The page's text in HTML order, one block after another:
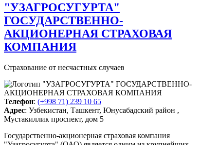
"УЗАГРОСУГУРТА"
ГОСУДАРСТВЕННО-
АКЦИОНЕРНАЯ СТРАХОВАЯ
КОМПАНИЯ
Страхование от несчастных случаев
Телефон: (+998 71) 239 10 65
Адрес: Узбекистан, Ташкент, Юнусабадский район ,
Мустакиллик проспект, дом 5
Государственно-акционерная страховая компания